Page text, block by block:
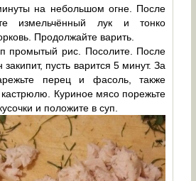
на небольшом огне. После
измельчённый лук и тонко
Продолжайте варить.
промытый рис. Посолите. После
закипит, пусть варится 5 минут. За
перец и фасоль, также
кастрюлю. Куриное мясо порежьте
и положите в суп.